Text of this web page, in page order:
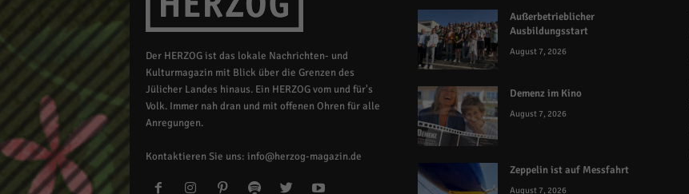
Der HERZOG ist das lokale Nachrichten- und
Kulturmagazin mit Blick über die Grenzen des
Jülicher Landes hinaus. Ein HERZOG vom und für's
Volk. Immer nah dran und mit offenen Ohren für alle
Anregungen.
Kontaktieren Sie uns: info@herzog-magazin.de
Außerbetrieblicher
Ausbildungsstart
August 7, 2026
Demenz im Kino
August 7, 2026
Zeppelin ist auf Messfahrt
August 7, 2026